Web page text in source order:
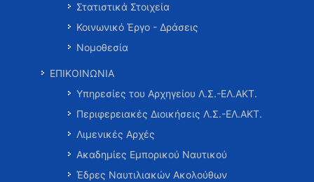
Στατιστικά Στοιχεία
Κοινωνικό Έργο - Δράσεις
Νομοθεσία
ΕΠΙΚΟΙΝΩΝΙΑ
Υπηρεσίες του Αρχηγείου Λ.Σ.-ΕΛ.ΑΚΤ.
Περιφερειακές Διοικήσεις Λ.Σ.-ΕΛ.ΑΚΤ.
Λιμενικές Αρχές
Ακαδημίες Εμπορικού Ναυτικού
Έδρες Ναυτιλιακών Ακολούθων